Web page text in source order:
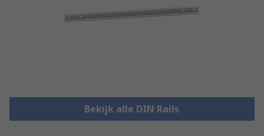
Bekijk alle DIN Rails